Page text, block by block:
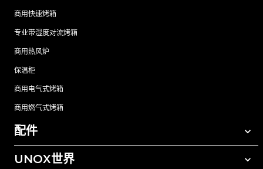
商用快速烤箱
专业带湿度对流烤箱
商用热风炉
保温柜
商用电气式烤箱
商用燃气式烤箱
配件
所有配件
UNOX世界